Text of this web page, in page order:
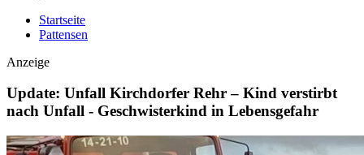
Startseite
Pattensen
Anzeige
Update: Unfall Kirchdorfer Rehr – Kind verstirbt
nach Unfall - Geschwisterkind in Lebensgefahr